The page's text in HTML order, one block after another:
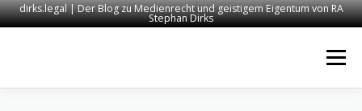
dirks.legal | Der Blog zu Medienrecht und geistigem Eigentum von RA
Stephan Dirks
Menü